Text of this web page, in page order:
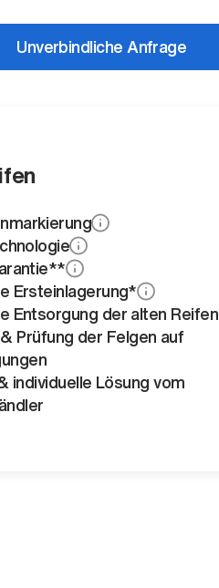
Unverbindliche Anfrage
Ersteinlagerung*
Entsorgung der alten Reifen
Prüfung der Felgen auf
individuelle Lösung vom